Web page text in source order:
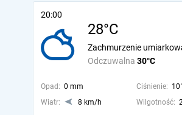
20:00
28°C
Odczuwalna 30°C
Zachmurzenie
Opad: 0 mm Ciśnienie:
Wiatr:
8 km/h Wilgotność: